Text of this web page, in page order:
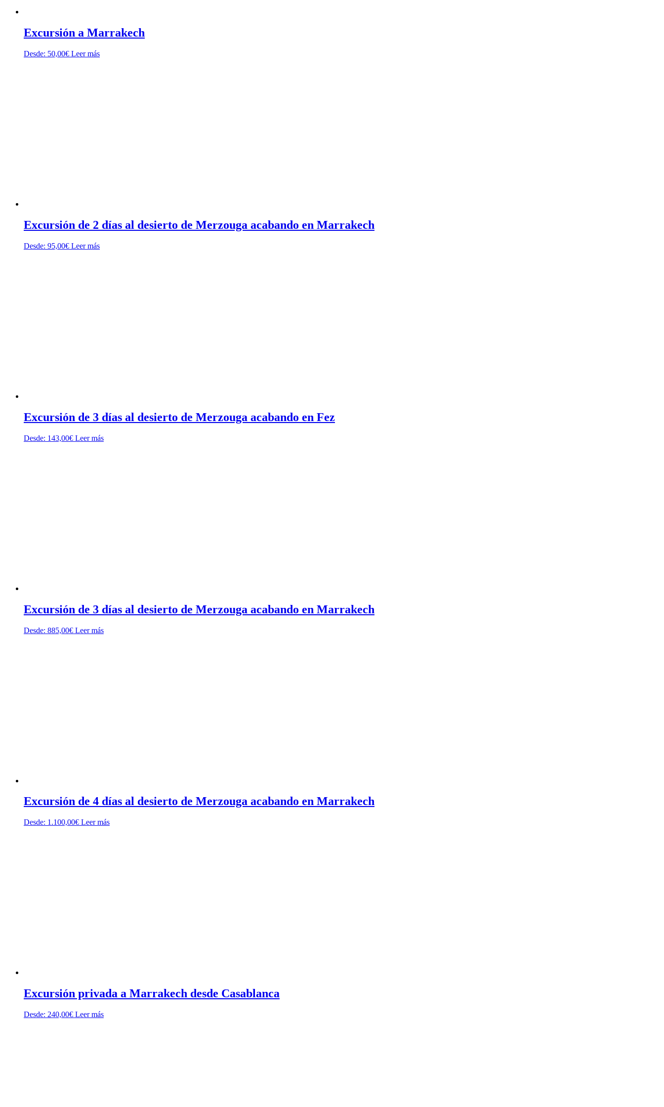
Excursión a Marrakech
Desde: 50,00€ Leer más
Excursión de 2 días al desierto de Merzouga acabando en Marrakech
Desde: 95,00€ Leer más
Excursión de 3 días al desierto de Merzouga acabando en Fez
Desde: 143,00€ Leer más
Excursión de 3 días al desierto de Merzouga acabando en Marrakech
Desde: 885,00€ Leer más
Excursión de 4 días al desierto de Merzouga acabando en Marrakech
Desde: 1.100,00€ Leer más
Excursión privada a Marrakech desde Casablanca
Desde: 240,00€ Leer más